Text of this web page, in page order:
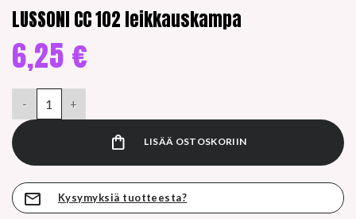
LUSSONI CC 102 leikkauskampa
6,25 €
LISÄÄ OSTOSKORIIN
Kysymyksiä tuotteesta?